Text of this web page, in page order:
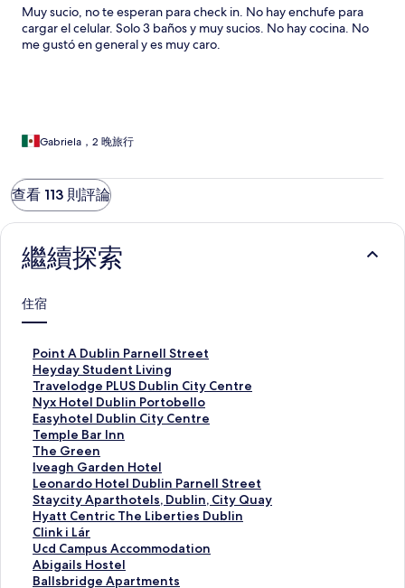
Muy sucio, no te esperan para check in. No hay enchufe para
cargar el celular. Solo 3 baños y muy sucios. No hay cocina. No
me gustó en general y es muy caro.
Gabriela，2 晚旅行
查看 113 則評論
繼續探索
住宿
Point A Dublin Parnell Street
P
o
i
n
t
A
D
u
b
l
i
n
P
a
r
Heyday Student Living
H
e
y
d
a
y
S
t
u
d
e
n
t
L
Travelodge PLUS Dublin City Centre
T
r
a
v
e
l
o
d
g
e
P
L
U
Nyx Hotel Dublin Portobello
N
y
x
H
o
t
e
l
D
u
b
l
Easyhotel Dublin City Centre
E
a
s
y
h
o
t
e
l
D
u
Temple Bar Inn
T
e
m
p
l
e
B
a
r
I
The Green
T
h
e
G
r
e
e
n
的
Iveagh Garden Hotel
I
v
e
a
g
h
G
a
Leonardo Hotel Dublin Parnell Street
L
e
o
n
a
r
d
Staycity Aparthotels, Dublin, City Quay
S
t
a
y
c
i
Hyatt Centric The Liberties Dublin
H
y
a
t
t
Clink i Lár
C
l
i
n
Ucd Campus Accommodation
U
c
d
Abigails Hostel
A
b
Ballsbridge Apartments
B